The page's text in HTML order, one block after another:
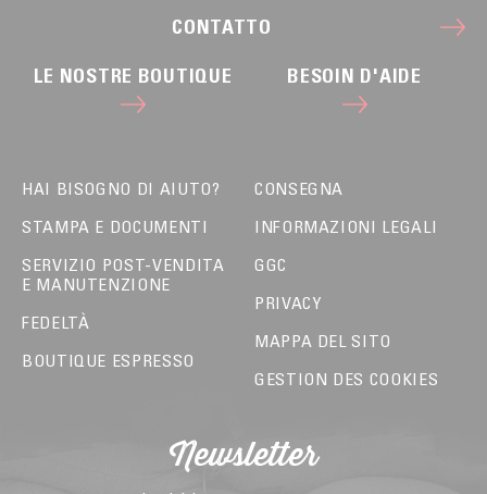
CONTATTO
LE NOSTRE BOUTIQUE BESOIN D'AIDE
HAI BISOGNO DI AIUTO?
STAMPA E DOCUMENTI
SERVIZIO POST-VENDITA
E MANUTENZIONE
FEDELTÀ
BOUTIQUE ESPRESSO
CONSEGNA
INFORMAZIONI LEGALI
GGC
PRIVACY
MAPPA DEL SITO
GESTION DES COOKIES
Newsletter